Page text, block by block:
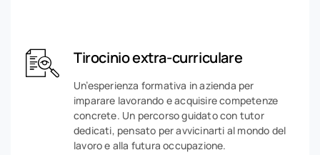
Tirocinio extra-curriculare
Un’esperienza formativa in azienda per
imparare lavorando e acquisire competenze
concrete. Un percorso guidato con tutor
dedicati, pensato per avvicinarti al mondo del
lavoro e alla futura occupazione.